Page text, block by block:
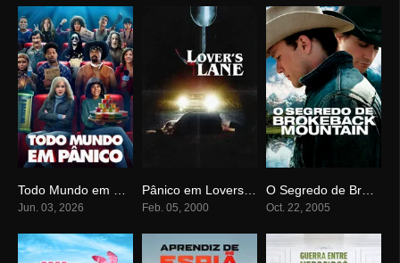
0
Jun. 03, 2026
4.3
Pânico em Lovers Lane
Feb. 05, 2000
7.7
O Segredo de Brokeback Mountain
Oct. 22, 2005